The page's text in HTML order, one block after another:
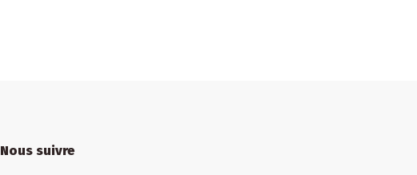
Nous suivre